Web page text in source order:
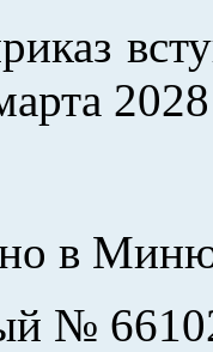
в
№